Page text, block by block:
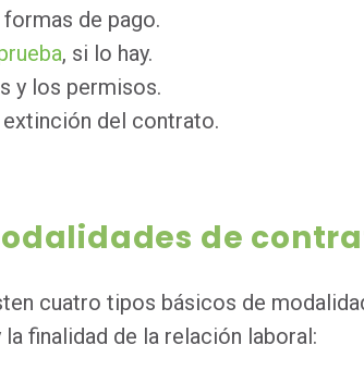
de pago.
, si lo hay.
y los permisos.
extinción del contrato.
de
cuatro tipos básicos de
la finalidad de la relación laboral: